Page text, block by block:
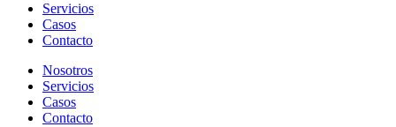
Servicios
Casos
Contacto
Nosotros
Servicios
Casos
Contacto